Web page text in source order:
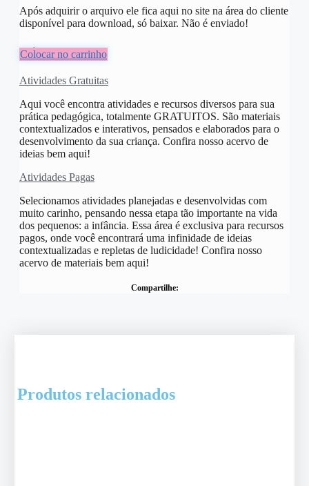
Após adquirir o arquivo ele fica aqui no site na área do cliente
disponível para download, só baixar. Não é enviado!
R$6,00
Colocar no carrinho
Atividades Gratuitas
Aqui você encontra atividades e recursos diversos para sua
prática pedagógica, totalmente GRATUITOS. São materiais
contextualizados e interativos, pensados e elaborados para o
desenvolvimento da sua criança. Confira nosso acervo de
ideias bem aqui!
Atividades Pagas
Selecionamos atividades planejadas e desenvolvidas com
muito carinho, pensando nessa etapa tão importante na vida
dos pequenos: a infância. Essa área é exclusiva para recursos
pagos, onde você encontrará uma infinidade de ideias
contextualizadas e repletas de ludicidade! Confira nosso
acervo de materiais bem aqui!
Compartilhe:
Produtos relacionados